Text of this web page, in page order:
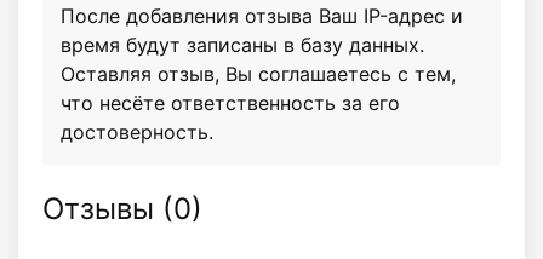
После добавления отзыва Ваш IP-адрес и
время будут записаны в базу данных.
Оставляя отзыв, Вы соглашаетесь с тем,
что несёте ответственность за его
достоверность.
Отзывы (0)